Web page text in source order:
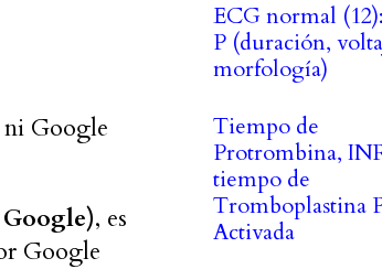
ni Google
, es
Google
ECG normal
P (duración,
morfología)
Tiempo de
Protrombina,
tiempo de
Tromboplastina
Activada